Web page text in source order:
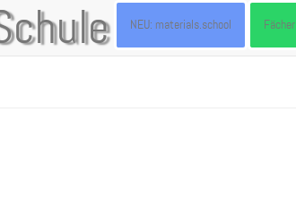
NEU: materials.school Fächer